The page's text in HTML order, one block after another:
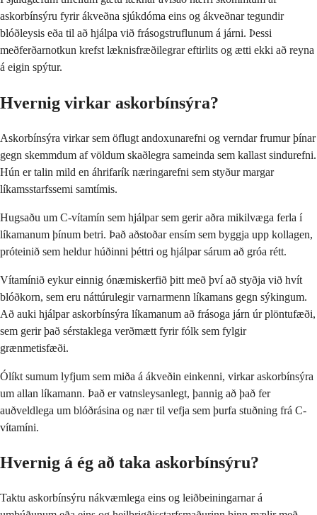
askorbínsýru fyrir ákveðna sjúkdóma eins og ákveðnar tegundir
blóðleysis eða til að hjálpa við frásogstruflunum á járni. Þessi
meðferðarnotkun krefst læknisfræðilegrar eftirlits og ætti ekki að reyna
á eigin spýtur.
Hvernig virkar askorbínsýra?
Askorbínsýra virkar sem öflugt andoxunarefni og verndar frumur þínar
gegn skemmdum af völdum skaðlegra sameinda sem kallast sindurefni.
Hún er talin mild en áhrifarík næringarefni sem styður margar
líkamsstarfssemi samtímis.
Hugsaðu um C-vítamín sem hjálpar sem gerir aðra mikilvæga ferla í
líkamanum þínum betri. Það aðstoðar ensím sem byggja upp kollagen,
próteinið sem heldur húðinni þéttri og hjálpar sárum að gróa rétt.
Vítamínið eykur einnig ónæmiskerfið þitt með því að styðja við hvít
blóðkorn, sem eru náttúrulegir varnarmenn líkamans gegn sýkingum.
Að auki hjálpar askorbínsýra líkamanum að frásoga járn úr plöntufæði,
sem gerir það sérstaklega verðmætt fyrir fólk sem fylgir
grænmetisfæði.
Ólíkt sumum lyfjum sem miða á ákveðin einkenni, virkar askorbínsýra
um allan líkamann. Það er vatnsleysanlegt, þannig að það fer
auðveldlega um blóðrásina og nær til vefja sem þurfa stuðning frá C-
vítamíni.
Hvernig á ég að taka askorbínsýru?
Taktu askorbínsýru nákvæmlega eins og leiðbeiningarnar á